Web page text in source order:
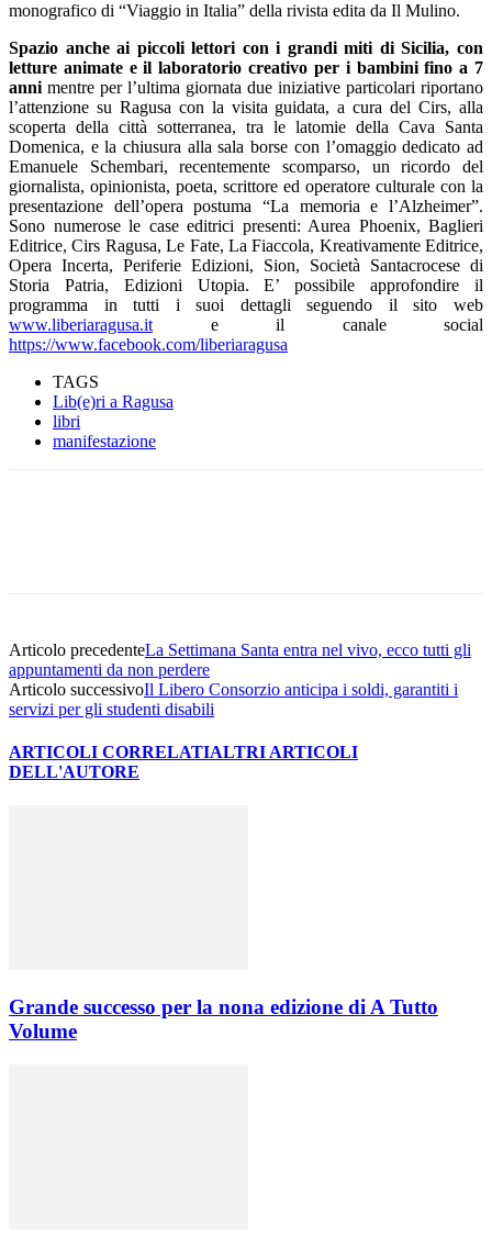
monografico di “Viaggio in Italia” della rivista edita da Il Mulino.
Spazio anche ai piccoli lettori con i grandi miti di Sicilia, con
letture animate e il laboratorio creativo per i bambini fino a 7
anni mentre per l’ultima giornata due iniziative particolari riportano
l’attenzione su Ragusa con la visita guidata, a cura del Cirs, alla
scoperta della città sotterranea, tra le latomie della Cava Santa
Domenica, e la chiusura alla sala borse con l’omaggio dedicato ad
Emanuele Schembari, recentemente scomparso, un ricordo del
giornalista, opinionista, poeta, scrittore ed operatore culturale con la
presentazione dell’opera postuma “La memoria e l’Alzheimer”.
Sono numerose le case editrici presenti: Aurea Phoenix, Baglieri
Editrice, Cirs Ragusa, Le Fate, La Fiaccola, Kreativamente Editrice,
Opera Incerta, Periferie Edizioni, Sion, Società Santacrocese di
Storia Patria, Edizioni Utopia. E’ possibile approfondire il
programma in tutti i suoi dettagli seguendo il sito web
www.liberiaragusa.it e il canale social
https://www.facebook.com/liberiaragusa
TAGS
Lib(e)ri a Ragusa
libri
manifestazione
Articolo precedenteLa Settimana Santa entra nel vivo, ecco tutti gli
appuntamenti da non perdere
Articolo successivoIl Libero Consorzio anticipa i soldi, garantiti i
servizi per gli studenti disabili
ARTICOLI CORRELATIALTRI ARTICOLI
DELL'AUTORE
Grande successo per la nona edizione di A Tutto
Volume